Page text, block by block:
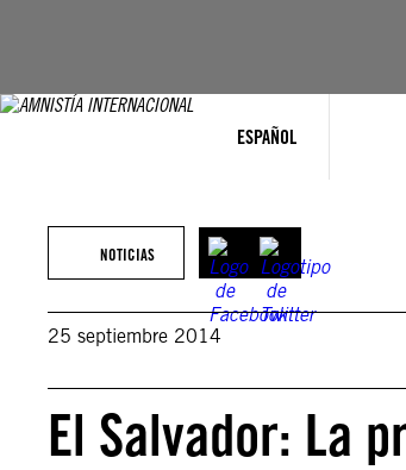
ESPAÑOL
NOTICIAS
25 septiembre 2014
El Salvador: La